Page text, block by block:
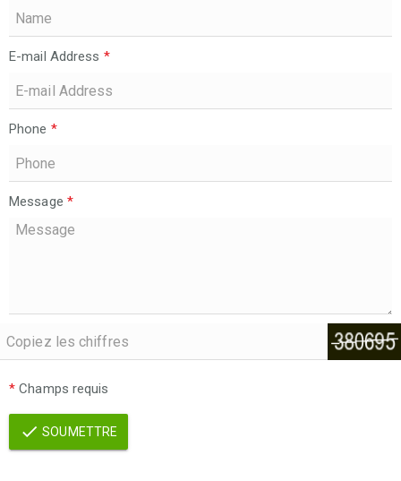
E-mail Address *
Phone *
Message *
* Champs requis
SOUMETTRE